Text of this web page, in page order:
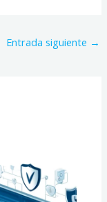
Entrada siguiente →